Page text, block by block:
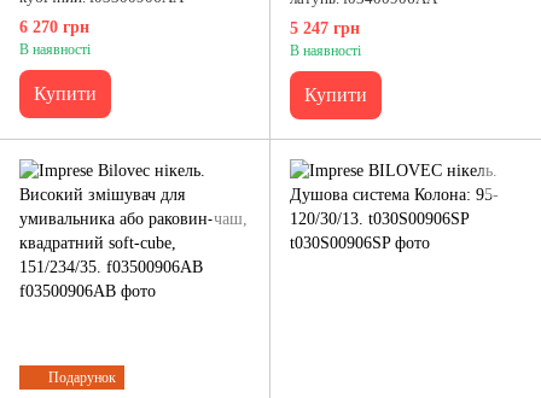
6 270 грн
В наявності
Купити
5 247 грн
В наявності
Купити
Подарунок